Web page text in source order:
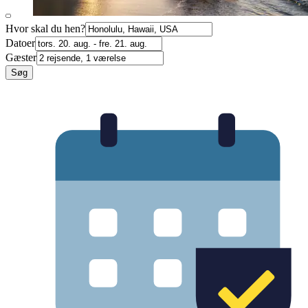
Hvor skal du hen?
Datoer
Gæster
Søg